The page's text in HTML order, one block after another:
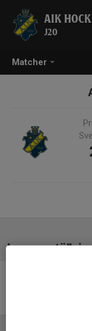
Matcher
AIK
J20